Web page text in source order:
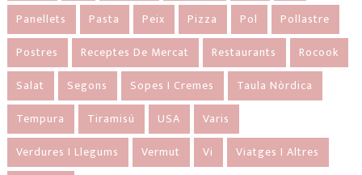
Panellets
Pasta Peix Pizza Pol
Pollastre
Postres
Receptes De Mercat Restaurants
Rocook
Salat
Segons Sopes I Cremes
Taula Nòrdica
Tempura
Tiramisú USA
Varis
Verdures I Llegums
Vermut Vi
Viatges I Altres